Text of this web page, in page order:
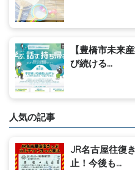
【豊橋市未来
び続ける...
人気の記事
JR名古屋往復
止！今後も...